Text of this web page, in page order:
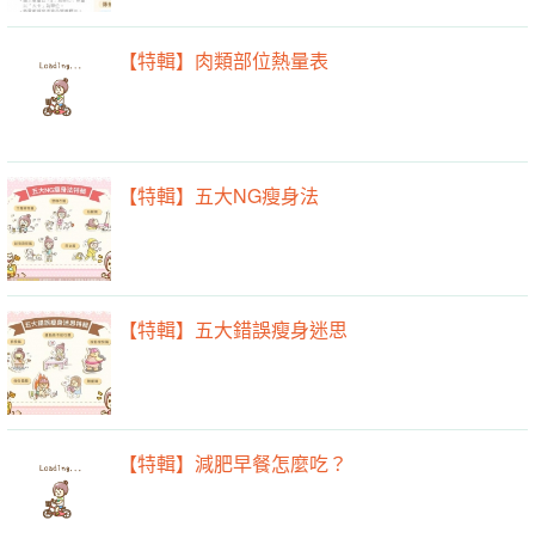
【特輯】肉類部位熱量表
【特輯】五大NG瘦身法
【特輯】五大錯誤瘦身迷思
【特輯】減肥早餐怎麼吃？